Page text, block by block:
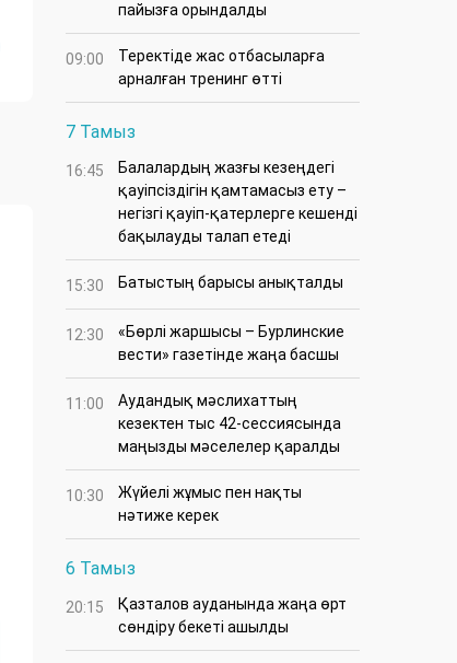
пайызға орындалды
09:00
​Теректіде жас отбасыларға
арналған тренинг өтті
7 Тамыз
16:45
Балалардың жазғы кезеңдегі
қауіпсіздігін қамтамасыз ету –
негізгі қауіп-қатерлерге кешенді
бақылауды талап етеді
15:30 Батыстың барысы анықталды
12:30
«Бөрлі жаршысы – Бурлинские
вести» газетінде жаңа басшы
11:00
Аудандық мәслихаттың
кезектен тыс 42-сессиясында
маңызды мәселелер қаралды
10:30
Жүйелі жұмыс пен нақты
нәтиже керек
6 Тамыз
20:15
Қазталов ауданында жаңа өрт
сөндіру бекеті ашылды